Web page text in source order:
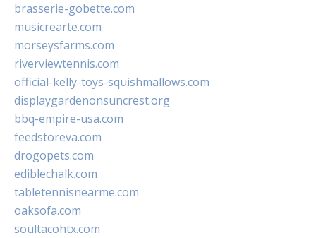
brasserie-gobette.com
musicrearte.com
morseysfarms.com
riverviewtennis.com
official-kelly-toys-squishmallows.com
displaygardenonsuncrest.org
bbq-empire-usa.com
feedstoreva.com
drogopets.com
ediblechalk.com
tabletennisnearme.com
oaksofa.com
soultacohtx.com